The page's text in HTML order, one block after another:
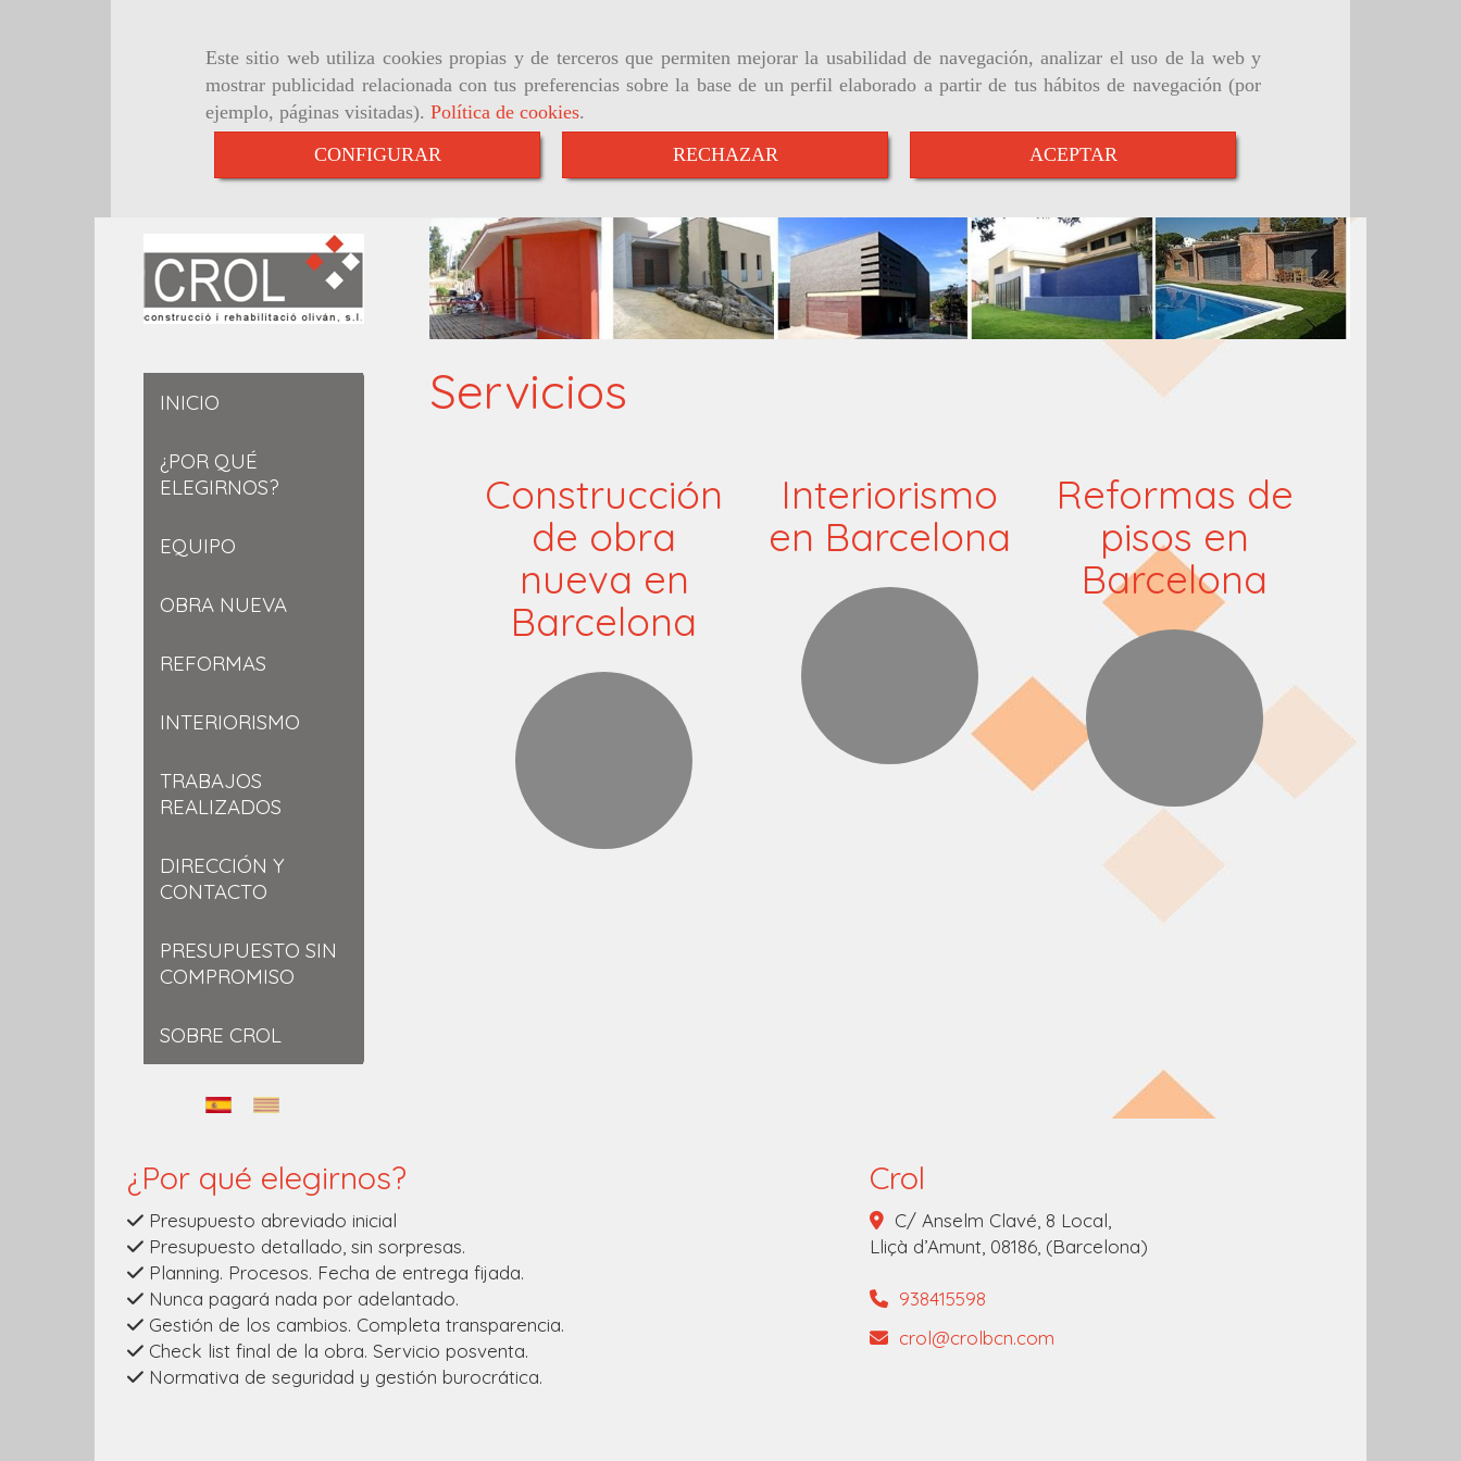
Este sitio web utiliza cookies propias y de terceros que permiten mejorar la usabilidad de navegación, analizar el uso de la web y
mostrar publicidad relacionada con tus preferencias sobre la base de un perfil elaborado a partir de tus hábitos de navegación (por
ejemplo, páginas visitadas). Política de cookies.
CONFIGURAR
RECHAZAR ACEPTAR
Servicios
Construcción
de obra
nueva en
Barcelona
Interiorismo
en Barcelona
Reformas de
pisos en
Barcelona
INICIO
¿POR QUÉ
ELEGIRNOS?
EQUIPO
OBRA NUEVA
REFORMAS
INTERIORISMO
TRABAJOS
REALIZADOS
DIRECCIÓN Y
CONTACTO
PRESUPUESTO SIN
COMPROMISO
SOBRE CROL
¿Por qué elegirnos?
Presupuesto abreviado inicial
Presupuesto detallado, sin sorpresas.
Planning. Procesos. Fecha de entrega fijada.
Nunca pagará nada por adelantado.
Gestión de los cambios. Completa transparencia.
Check list final de la obra. Servicio posventa.
Normativa de seguridad y gestión burocrática.
Crol
C/ Anselm Clavé, 8 Local,
Lliçà d’Amunt, 08186, (Barcelona)
938415598
crol
crolbcn.com